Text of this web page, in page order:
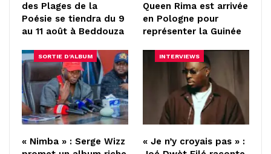
des Plages de la
Poésie se tiendra du 9
au 11 août à Beddouza
Queen Rima est arrivée
en Pologne pour
représenter la Guinée
SORTIE D'ALBUM
« Nimba » : Serge Wizz
INTERVIEWS
« Je n’y croyais pas » :